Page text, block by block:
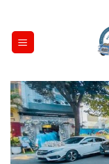
content